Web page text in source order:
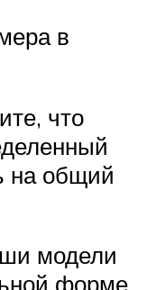
в
что
на общий
модели
форме